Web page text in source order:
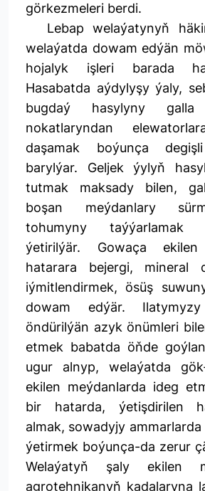
görkezmeleri berdi.
Lebap welaýatynyň
welaýatda dowam edýän
hojalyk işleri barada
Hasabatda aýdylyşy ýaly,
bugdaý hasylyny
nokatlaryndan
daşamak boýunça
barylýar. Geljek ýylyň
tutmak maksady bilen,
boşan meýdanlary
tohumyny taýýarlamak
ýetirilýär. Gowaça ekilen
hatarara bejergi, mineral
iýmitlendirmek, ösüş
dowam edýär. Ilatymyzy
öndürilýän azyk önümleri
etmek babatda öňde
ugur alnyp, welaýatda
ekilen meýdanlarda ideg
bir hatarda, ýetişdirilen
almak, sowadyjy ammarlarda
ýetirmek boýunça-da zerur
Welaýatyň şaly ekilen
agrotehnikanyň kadalaryna